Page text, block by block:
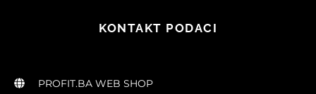
KONTAKT PODACI
PROFIT.BA WEB SHOP